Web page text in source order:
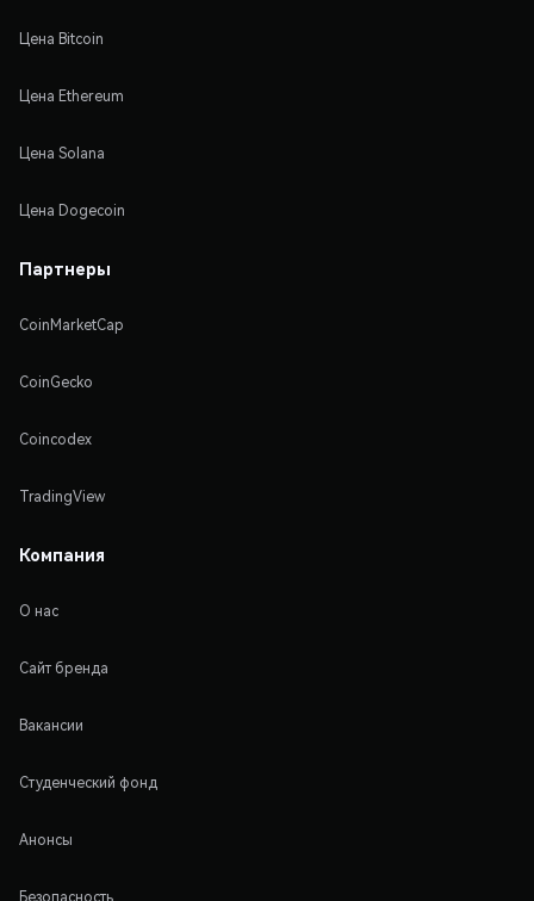
Цена Bitcoin
Цена Ethereum
Цена Solana
Цена Dogecoin
Партнеры
CoinMarketCap
CoinGecko
Coincodex
TradingView
Компания
О нас
Сайт бренда
Вакансии
Студенческий фонд
Анонсы
Безопасность